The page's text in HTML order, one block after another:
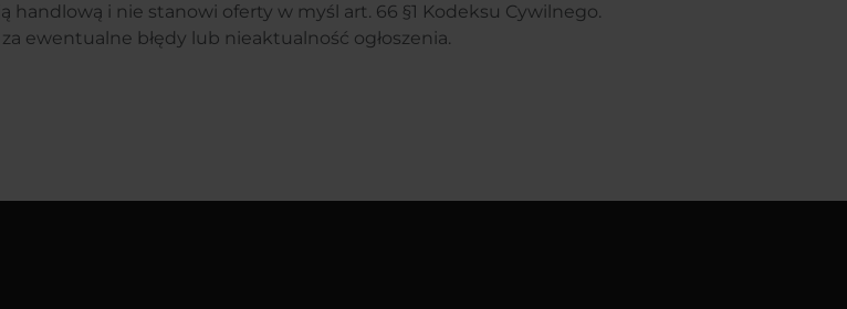
handlową i nie stanowi oferty w myśl art. 66 §1 Kodeksu Cywilnego.
ewentualne błędy lub nieaktualność ogłoszenia.